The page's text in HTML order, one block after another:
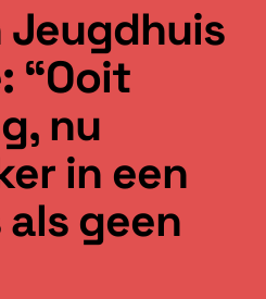
Jeugdhuis
“Ooit
nu
in een
geen